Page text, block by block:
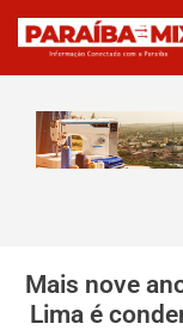
Mais nove
Lima é